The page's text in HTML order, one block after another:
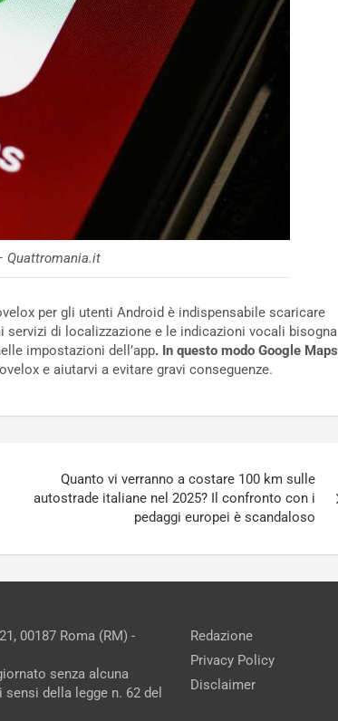
Quattromania.it
per gli utenti Android è indispensabile scaricare
servizi di localizzazione e le indicazioni vocali bisogna
impostazioni dell’app. In questo modo Google Maps
e aiutarvi a evitare gravi conseguenze.
Quanto vi verranno a costare 100 km sulle
autostrade italiane nel 2025? Il confronto con i
pedaggi europei è scandaloso
00187 Roma (RM) -
senza alcuna
della legge n. 62 del
Redazione
Privacy Policy
Disclaimer